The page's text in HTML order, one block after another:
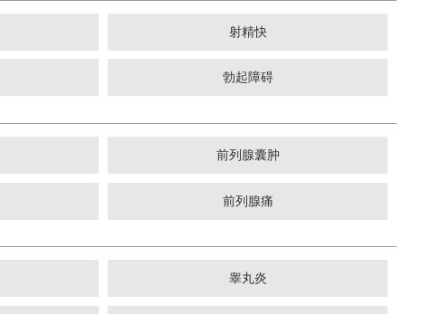
射精快
勃起障碍
前列腺囊肿
前列腺痛
睾丸炎